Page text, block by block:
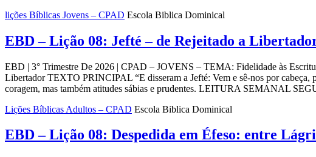
lições Bíblicas Jovens – CPAD Escola Biblica Dominical
EBD – Lição 08: Jefté – de Rejeitado a
EBD | 3° Trimestre De 2026 | CPAD – JOVENS – TEMA: Fidelidade às
Libertador TEXTO PRINCIPAL “E disseram a Jefté: Vem e sê-nos por
coragem, mas também atitudes sábias e prudentes. LEITURA SEMANAL
Lições Bíblicas Adultos – CPAD Escola Biblica Dominical
EBD – Lição 08: Despedida em Éfeso: entre